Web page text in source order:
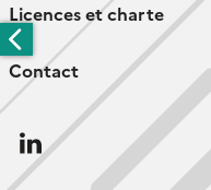
Licences et charte
Contact
Follow
us